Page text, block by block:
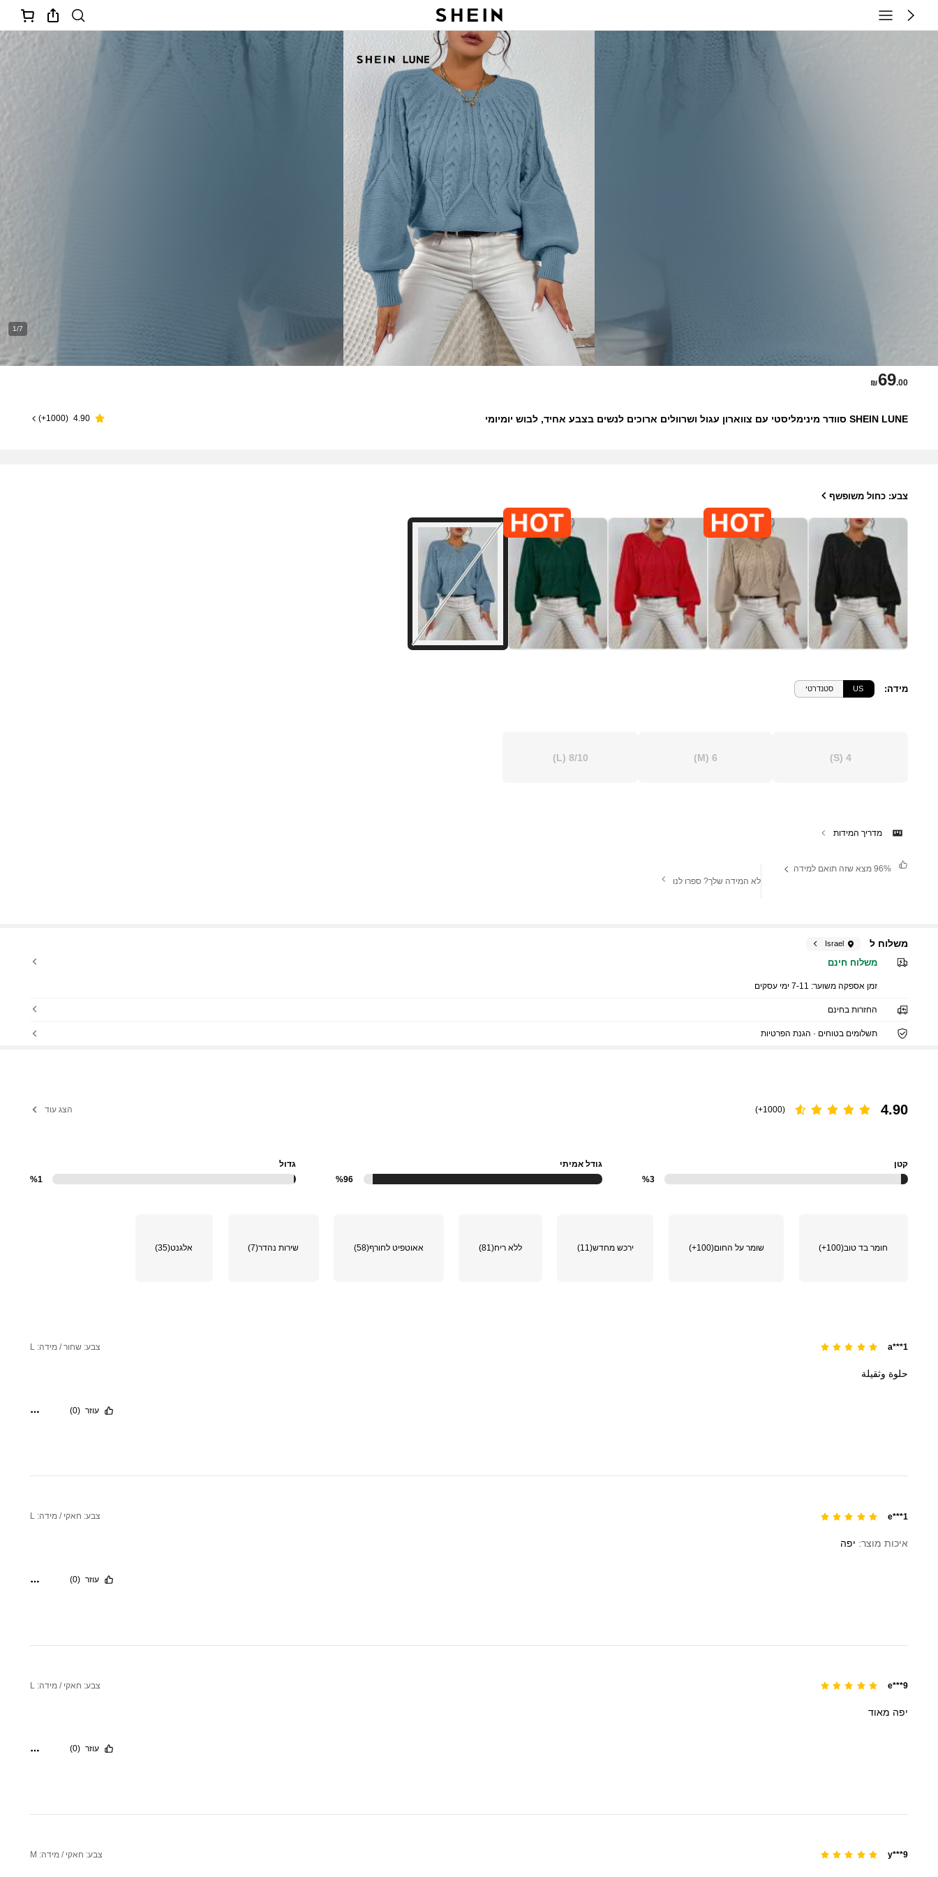
1/7
₪69.00
SHEIN LUNE סוודר מינימליסטי עם צווארון עגול ושרוולים ארוכים לנשים בצבע אחיד, לבוש יומיומי 4.90
(
1000+
)
צבע: כחול משופשף
מידה:
US סטנדרטי
4
(S)
6
(M)
8/10
(L)
מדריך המידות
96%
מצא שזה תואם למידה
לא המידה שלך? ספרו לנו
משלוח ל Israel
משלוח חינם
זמן אספקה ​​משוער: 7-11 ימי עסקים
החזרות בחינם
תשלומים בטוחים · הגנת הפרטיות
4.90
(1000+) הצג עוד
קטן
%3
גודל אמיתי
%96
גדול
%1
חומר בד טוב(100+) שומר על החום(100+) ירכש מחדש(11) ללא ריח(81) אאוטפיט לחורף(58) שירות נהדר(7) אלגנט(35)
a***1 צבע: שחור / מידה: L
حلوة وثقيلة
עוזר (0)
e***1 צבע: חאקי / מידה: L
איכות מוצר: יפה
עוזר (0)
e***9 צבע: חאקי / מידה: L
יפה מאוד
עוזר (0)
y***9 צבע: חאקי / מידה: M